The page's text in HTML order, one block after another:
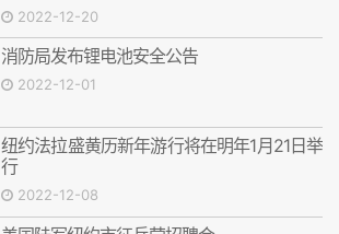
2022-12-20
消防局发布锂电池安全公告
2022-12-01
纽约法拉盛黄历新年游行将在明年1月21日举
行
2022-12-08